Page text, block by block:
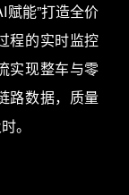
能”打造全价
程的实时监控
实现整车与零
路数据，质量
。